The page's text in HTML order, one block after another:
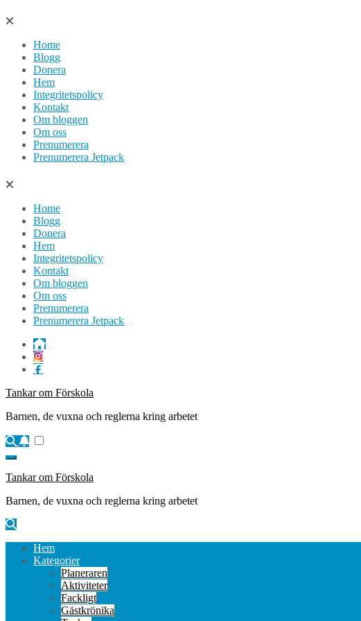
Hoppa
innehållHome
Blogg
Donera
Hem
Integritetspolicy
Kontakt
Om bloggen
Om oss
Prenumerera
Prenumerera Jetpack
Home
Blogg
Donera
Hem
Integritetspolicy
Kontakt
Om bloggen
Om oss
Prenumerera
Prenumerera Jetpack
Tankar om Förskola
Barnen, de vuxna och reglerna kring arbetet
Tankar om Förskola
Barnen, de vuxna och reglerna kring arbetet
Hem
Kategorier
Planeraren
Aktiviteter
Fackligt
Gästkrönika